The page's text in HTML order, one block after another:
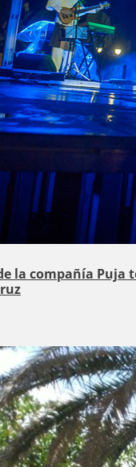
la compañía Puja